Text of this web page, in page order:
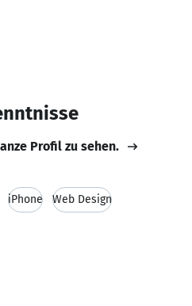
Profil zu sehen.
iPhone Web Design